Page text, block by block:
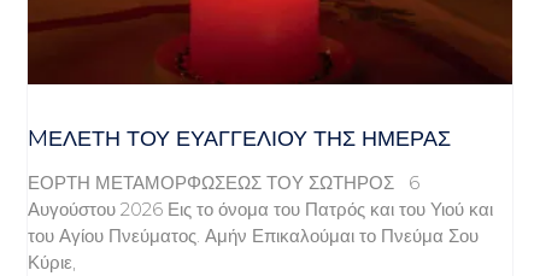
MΕΛΈΤΗ ΤΟΥ ΕΥΑΓΓΕΛΊΟΥ ΤΗΣ ΗΜΈΡΑΣ
ΕΟΡΤΗ ΜΕΤΑΜΟΡΦΩΣΕΩΣ ΤΟΥ ΣΩΤΗΡΟΣ 6
Αυγούστου 2026 Εις το όνομα του Πατρός και του Υιού και
του Αγίου Πνεύματος. Αμήν Επικαλούμαι το Πνεύμα Σου
Κύριε,